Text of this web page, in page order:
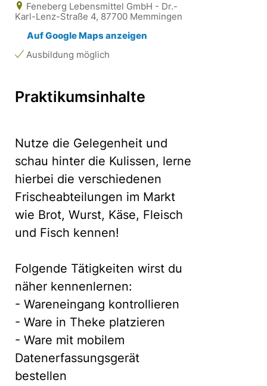
Feneberg Lebensmittel GmbH - Dr.-
Karl-Lenz-Straße 4, 87700 Memmingen
Auf Google Maps anzeigen
Ausbildung möglich
Praktikumsinhalte
Nutze die Gelegenheit und
schau hinter die Kulissen, lerne
hierbei die verschiedenen
Frischeabteilungen im Markt
wie Brot, Wurst, Käse, Fleisch
und Fisch kennen!
Folgende Tätigkeiten wirst du
näher kennenlernen:
- Wareneingang kontrollieren
- Ware in Theke platzieren
- Ware mit mobilem
Datenerfassungsgerät
bestellen